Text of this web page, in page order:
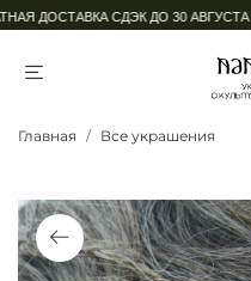
ДОСТАВКА СДЭК ДО 30 АВГУСТА |
Главная Все украшения